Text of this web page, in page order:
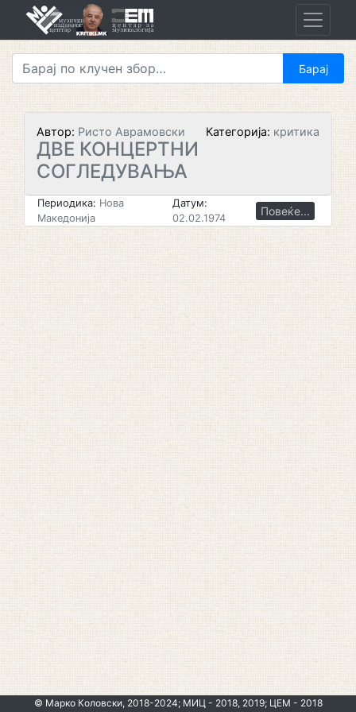
Автор: Ристо Аврамовски Категорија: критика
ДВЕ КОНЦЕРТНИ
СОГЛЕДУВАЊА
Периодика: Нова
Македонија
Датум:
02.02.1974
Повеќе...
© Марко Коловски, 2018-2024; МИЦ - 2018, 2019; ЦЕМ - 2018